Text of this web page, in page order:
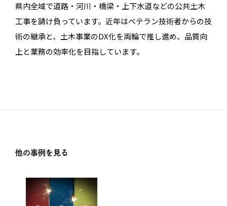
県内全域で道路・河川・橋梁・上下水道などの公共土木
工事を請け負っています。近年はベテラン技術者からの技
術の継承と、土木事業のDX化を両輪で推し進め、品質向
上と業務の効率化を目指しています。
他の事例を見る